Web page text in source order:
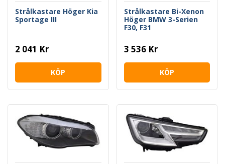
Strålkastare Höger Kia
Sportage III
2 041 Kr
KÖP
Strålkastare Bi-Xenon
Höger BMW 3-Serien
F30, F31
3 536 Kr
KÖP